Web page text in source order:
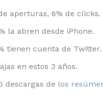
aperturas, 6% de clicks.
la abren desde iPhone.
tienen cuenta de Twitter.
en estos 3 años.
descargas de los